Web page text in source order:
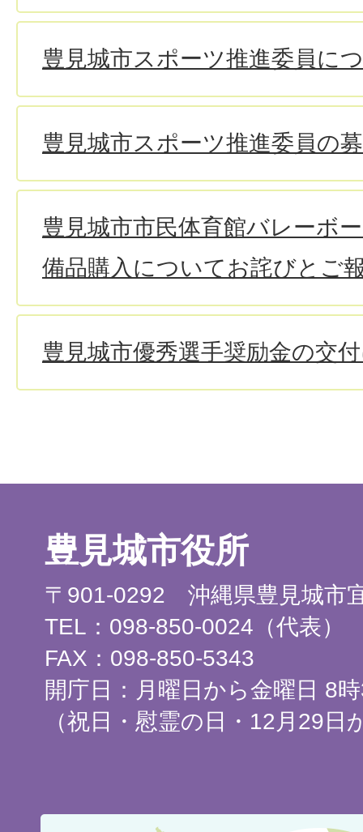
豊見城市スポーツ推進委員に
豊見城市スポーツ推進委員の
豊見城市市民体育館バレーボ
備品購入についてお詫びとご
豊見城市優秀選手奨励金の交
豊見城市役所
〒901-0292 沖縄県豊見城市
TEL：098-850-0024（代表）
FAX：098-850-5343
開庁日：月曜日から金曜日 8
（祝日・慰霊の日・12月29日